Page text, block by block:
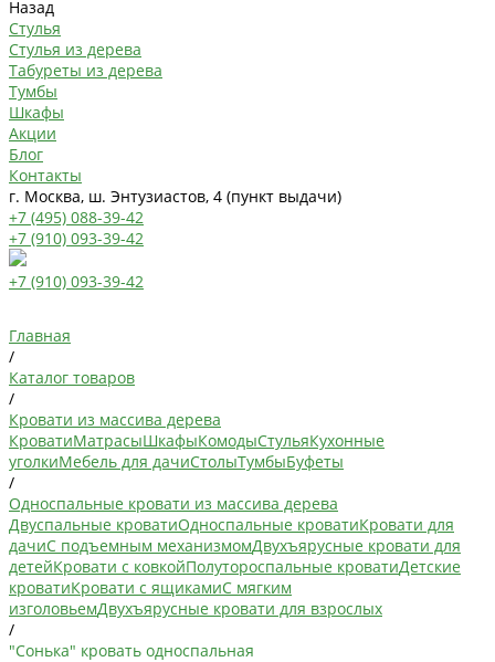
Назад
Стулья
Стулья из дерева
Табуреты из дерева
Тумбы
Шкафы
Акции
Блог
Контакты
г. Москва, ш. Энтузиастов, 4 (пункт выдачи)
+7 (495) 088-39-42
+7 (910) 093-39-42
+7 (910) 093-39-42
Главная
/
Каталог товаров
/
Кровати из массива дерева
КроватиМатрасыШкафыКомодыСтульяКухонные
уголкиМебель для дачиСтолыТумбыБуфеты
/
Односпальные кровати из массива дерева
Двуспальные кроватиОдноспальные кроватиКровати для
дачиС подъемным механизмомДвухъярусные кровати для
детейКровати с ковкойПолутороспальные кроватиДетские
кроватиКровати с ящикамиС мягким
изголовьемДвухъярусные кровати для взрослых
/
"Сонька" кровать односпальная